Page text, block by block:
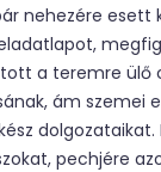
nehezére
a teremre
ám szemei
pechjére